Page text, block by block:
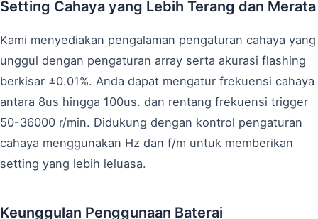
Setting Cahaya yang Lebih Terang dan Merata
Kami menyediakan pengalaman pengaturan cahaya yang
unggul dengan pengaturan array serta akurasi flashing
berkisar ±0.01%. Anda dapat mengatur frekuensi cahaya
antara 8us hingga 100us. dan rentang frekuensi trigger
50-36000 r/min. Didukung dengan kontrol pengaturan
cahaya menggunakan Hz dan f/m untuk memberikan
setting yang lebih leluasa.
Keunggulan Penggunaan Baterai